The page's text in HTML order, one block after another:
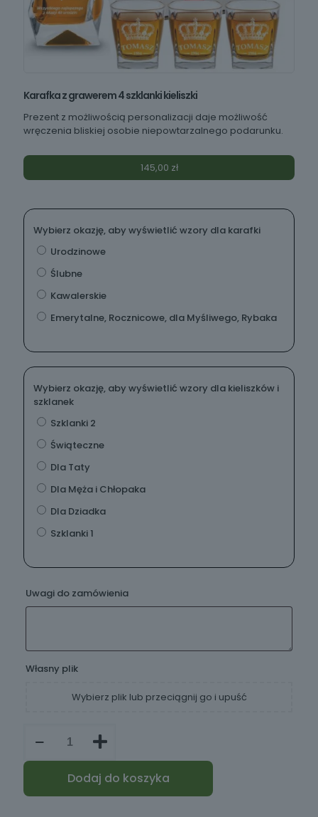
Karafka z grawerem 4 szklanki kieliszki
Prezent z możliwością personalizacji daje możliwość
wręczenia bliskiej osobie niepowtarzalnego podarunku.
145,00 zł
Wybierz okazję, aby wyświetlić wzory dla karafki
Urodzinowe
Ślubne
Kawalerskie
Emerytalne, Rocznicowe, dla Myśliwego, Rybaka
Wybierz okazję, aby wyświetlić wzory dla kieliszków i
szklanek
Szklanki 2
Świąteczne
Dla Taty
Dla Męża i Chłopaka
Dla Dziadka
Szklanki 1
Uwagi do zamówienia
Własny plik
Wybierz plik lub przeciągnij go i upuść
Karafka
szklanki
Dodaj do koszyka